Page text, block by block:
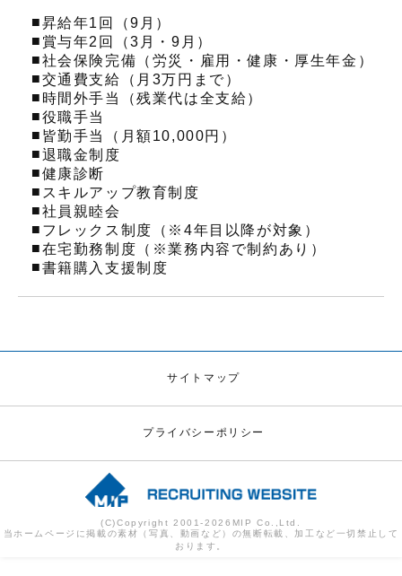
■昇給年1回（9月）
■ 賞与年2回（3月・9月）
■社会保険完備（労災・雇用・健康・厚生年金）
■交通費支給（月3万円まで）
■ 時間外手当（残業代は全支給）
■役職手当
■ 皆勤手当（月額10,000円）
■退職金制度
■健康診断
■ スキルアップ教育制度
■社員親睦会
■ フレックス制度（※4年目以降が対象）
■在宅勤務制度（※業務内容で制約あり）
■書籍購入支援制度
サイトマップ
プライバシーポリシー
(C)Copyright 2001-2026 MIP Co.,Ltd.
当ホームページに掲載の素材（写真、動画など）の無断転載、加工など一切禁止して
おります。